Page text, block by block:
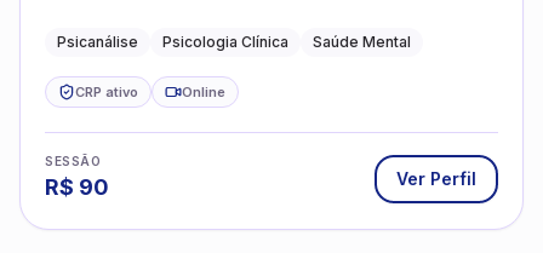
Psicanálise Psicologia Clínica Saúde Mental
CRP ativo Online
SESSÃO
R$ 90 Ver Perfil